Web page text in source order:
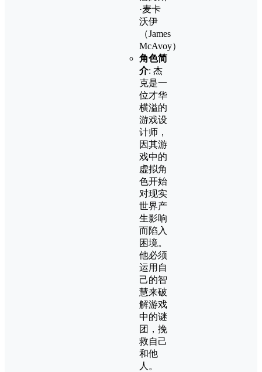
·麦卡
沃伊
（James
McAvoy）
角色简
介: 杰
克是一
位才华
横溢的
游戏设
计师，
因其游
戏中的
虚拟角
色开始
对现实
世界产
生影响
而陷入
困境。
他必须
运用自
己的智
慧来破
解游戏
中的谜
团，挽
救自己
和他
人。